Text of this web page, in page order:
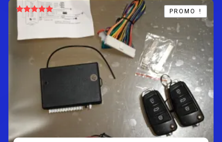
Note 5.00
PROMO !
PROMO !